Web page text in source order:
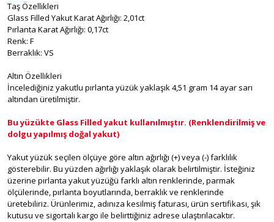
Taş Özellikleri
Glass Filled Yakut Karat Ağırlığı: 2,01ct
Pırlanta Karat Ağırlığı: 0,17ct
Renk: F
Berraklık: VS
Altın Özellikleri
İncelediğiniz yakutlu pırlanta yüzük yaklaşık 4,51 gram 14 ayar sarı
altından üretilmiştir.
Bu yüzükte Glass Filled yakut kullanılmıştır. (Renklendirilmiş ve
dolgu yapılmış doğal yakut)
Yakut yüzük seçilen ölçüye göre altın ağırlığı (+) veya (-) farklılık
gösterebilir. Bu yüzden ağırlığı yaklaşık olarak belirtilmiştir. İsteğiniz
üzerine pırlanta yakut yüzüğü farklı altın renklerinde, parmak
ölçülerinde, pırlanta boyutlarında, berraklık ve renklerinde
üretebiliriz. Ürünlerimiz, adınıza kesilmiş faturası, ürün sertifikası, şık
kutusu ve sigortalı kargo ile belirttiğiniz adrese ulaştırılacaktır.